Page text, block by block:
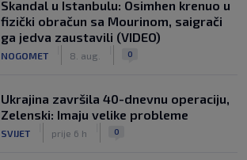
Skandal u Istanbulu: Osimhen krenuo u
fizički obračun sa Mourinom, saigrači
ga jedva zaustavili (VIDEO)
NOGOMET 8. aug. 0
Ukrajina završila 40-dnevnu operaciju,
Zelenski: Imaju velike probleme
SVIJET prije 6 h 0